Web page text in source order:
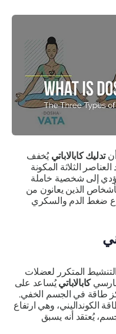
تدليك كابالاباتييُخفف
الثلاثة المكونة
إلى شخصية خاملة
الذين يعانون من
ضغط الدم والسكري
المتكرر لعضلات
كابالاباتييُساعد على
طاقة في الجسم الخفي.
الكونداليني،وهي ارتفاع
يُعتقد أنه يسبق